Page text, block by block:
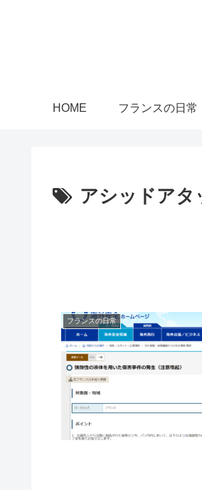
HOME フランスの日常
アシッドアタ
フランスの日常